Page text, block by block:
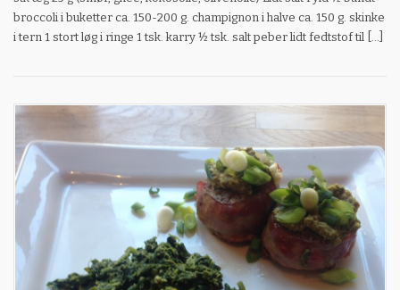
broccoli i buketter ca. 150-200 g. champignon i halve ca. 150 g. skinke
i tern 1 stort løg i ringe 1 tsk. karry ½ tsk. salt peber lidt fedtstof til […]